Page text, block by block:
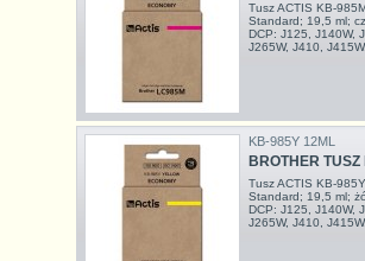
Tusz ACTIS KB-
Standard; 19,5 ml;
DCP: J125, J140W,
J265W, J410,
KB-985Y 12ML
BROTHER
Tusz ACTIS KB-
Standard; 19,5 ml;
DCP: J125, J140W,
J265W, J410,